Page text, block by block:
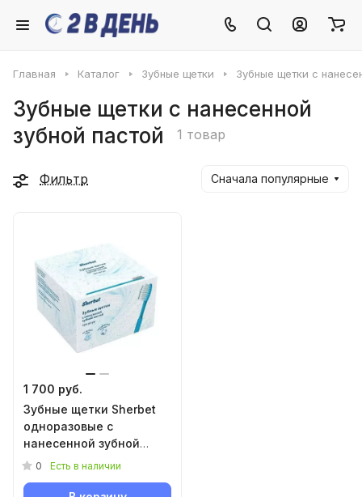
Главная Каталог Зубные щетки Зубные щетки с
Зубные щетки с нанесенной
зубной пастой
1 товар
Фильтр Сначала популярные
1 700 руб.
Зубные щетки Sherbet
одноразовые с
нанесенной зубной
пастой
0 Есть в наличии